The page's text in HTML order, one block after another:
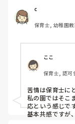
・他の人が自分が
癇癪を起こすから
・閉めた空間の
その理由はすごく
ろうか？
という想い(虐待
在を見て学ぶこ
す。
思い通り…では
「半分こ」と言
たんだね」それ
扉を閉める…A
開けていても
ますし。
簡単な言葉なら
絵カードで知ら
意思疎通がどこ
きます。
っていても報わ
皆さんの保育園で
た、自分に対し
c
保育士, 幼稚園
ここ
保育士, 認可
苦情は保育士に
私の園ではそこ
応という感じで
基本共感ですが